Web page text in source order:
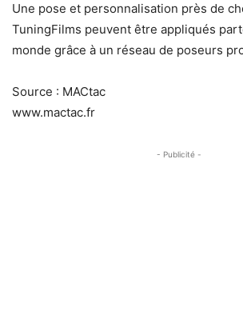
Une pose et personnalisation près de
TuningFilms peuvent être appliqués
monde grâce à un réseau de poseurs
Source : MACtac
www.mactac.fr
- Publicité -